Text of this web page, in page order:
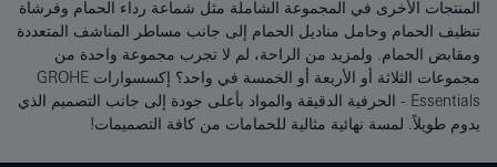
المنتجات الأخرى في المجموعة الشاملة مثل شماعة رداء الحمام وفرشاة
تنظيف الحمام وحامل مناديل الحمام إلى جانب مساطر المناشف المتعددة
ومقابض الحمام. ولمزيد من الراحة، لم لا تجرب مجموعة واحدة من
مجموعات الثلاثة أو الأربعة أو الخمسة في واحد؟ إكسسوارات GROHE
Essentials - الحرفية الدقيقة والمواد بأعلى جودة إلى جانب التصميم الذي
يدوم طويلاً. لمسة نهائية مثالية للحمامات من كافة التصميمات!